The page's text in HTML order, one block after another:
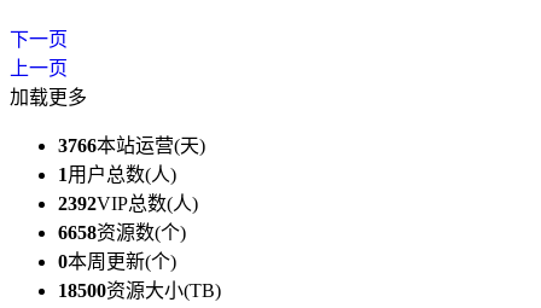
下一页
上一页
加载更多
3766本站运营(天)
1用户总数(人)
2392VIP总数(人)
6658资源数(个)
0本周更新(个)
18500资源大小(TB)